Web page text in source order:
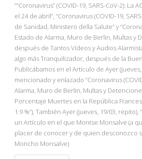
““Coronavirus” (COVID-19, SARS-CoV-2): La
el 24 de abril”, “Coronavirus (COVID-19,
de Sanidad, Ministero della Salute” y
Estado de Alarma, Muro de Berlin, Multas y
después de Tantos Vídeos y Audios
algo más Tranquilizador, después de la
Publicábamos en el Artículo de Ayer
mencionado y enlazado “Coronavirus
Alarma, Muro de Berlin, Multas y
Porcentaje Muertes en la República
1.9 %”), También Ayer (jueves, 19/03, repito),
un Artículo en el que Montse Monsalve (a
placer de conocer y de quien desconozco
Moncho Monsalve)